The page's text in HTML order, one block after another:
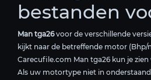
bestanden
Man tga26voor de verschillende
kijkt naar de betreffende motor (Bhp/
Carecufile.com Man tga26 kun je
Als uw motortype niet in